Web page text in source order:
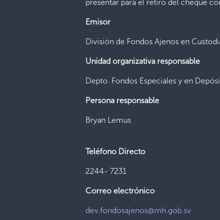
presentar para el retiro del cheque
Emisor
División de Fondos Ajenos en
Unidad organizativa responsable
Depto. Fondos Especiales y en
Persona responsable
Bryan Lemus
Teléfono Directo
2244- 7231
Correo electrónico
dev.fondosajenos@mh.gob.sv